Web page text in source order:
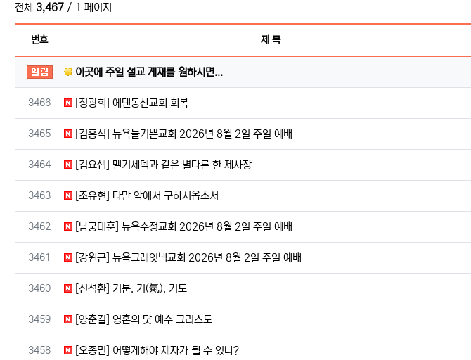
전체 3,467 / 1 페이지
번호
제 목
공지사항이곳에 주일 설교 게재를 원하시면...
번호
3466 [정광희] 에덴동산교회 회복
번호
3465 [김홍석] 뉴욕늘기쁜교회 2026년 8월 2일 주일 예배
번호
3464 [김요셉] 멜기세덱과 같은 별다른 한 제사장
번호
3463 [조유현] 다만 악에서 구하시옵소서
번호
3462 [남궁태훈] 뉴욕수정교회 2026년 8월 2일 주일 예배
번호
3461 [강원근] 뉴욕그레잇넥교회 2026년 8월 2일 주일 예배
번호
3460 [신석환] 기분. 기(氣). 기도
번호
3459 [양춘길] 영혼의 닻 예수 그리스도
번호
3458 [오종민] 어떻게해야 제자가 될 수 있나?